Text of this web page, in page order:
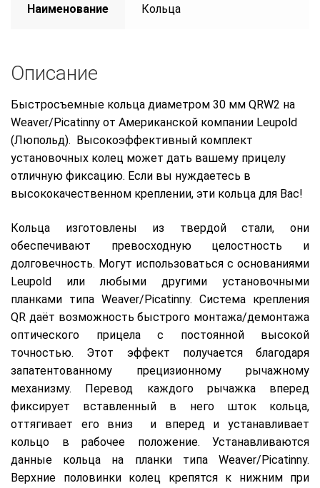
Наименование Кольца
Описание
Быстросъемные кольца диаметром 30 мм QRW2 на
Weaver/Picatinny от Американской компании Leupold
(Люпольд). Высокоэффективный комплект
установочных колец может дать вашему прицелу
отличную фиксацию. Если вы нуждаетесь в
высококачественном креплении, эти кольца для Вас!
Кольца изготовлены из твердой стали, они
обеспечивают превосходную целостность и
долговечность. Могут использоваться с основаниями
Leupold или любыми другими установочными
планками типа Weaver/Picatinny. Система крепления
QR даёт возможность быстрого монтажа/демонтажа
оптического прицела с постоянной высокой
точностью. Этот эффект получается благодаря
запатентованному прецизионному рычажному
механизму. Перевод каждого рычажка вперед
фиксирует вставленный в него шток кольца,
оттягивает его вниз и вперед и устанавливает
кольцо в рабочее положение. Устанавливаются
данные кольца на планки типа Weaver/Picatinny.
Верхние половинки колец крепятся к нижним при